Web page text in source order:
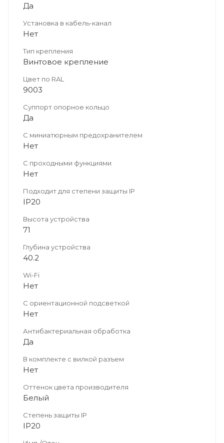
Да
Установка в кабель-канал
Нет
Тип крепления
Винтовое крепление
Цвет по RAL
9003
Суппорт опорное кольцо
Да
С миниатюрным предохранителем
Нет
С проходными функциями
Нет
Подходит для степени защиты IP
IP20
Высота устройства
71
Глубина устройства
40.2
Wi-Fi
Нет
С ориентационной подсветкой
Нет
Антибактериальная обработка
Да
В комплекте с вилкой разъем
Нет
Оттенок цвета производителя
Белый
Степень защиты IP
IP20